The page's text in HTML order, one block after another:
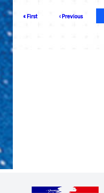
Pagination
First
« First
Previous
‹ Previous